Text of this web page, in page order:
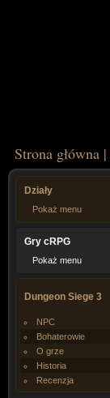
Strona główna |
Działy
Pokaż menu
Gry cRPG
Pokaż menu
Dungeon Siege 3
NPC
Bohaterowie
O grze
Historia
Recenzja